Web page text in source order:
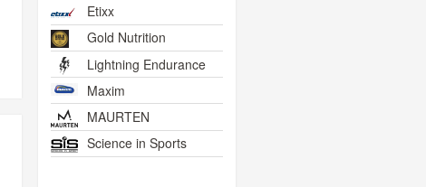
Etixx
Gold Nutrition
Lightning Endurance
Maxim
MAURTEN
Science in Sports